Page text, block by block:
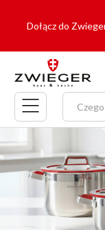
Dołącz do
Menu
główne